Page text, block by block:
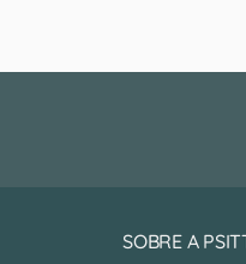
SOBRE A